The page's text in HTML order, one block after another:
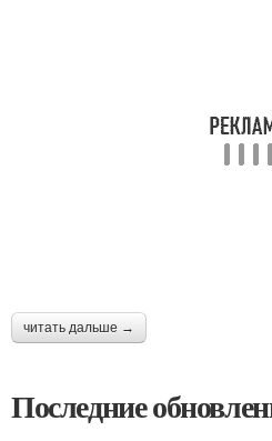
читать дальше →
Последние